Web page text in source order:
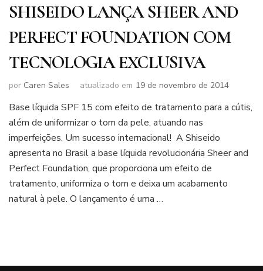
SHISEIDO LANÇA SHEER AND
PERFECT FOUNDATION COM
TECNOLOGIA EXCLUSIVA
por Caren Sales atualizado em 19 de novembro de 2014
Base líquida SPF 15 com efeito de tratamento para a cútis,
além de uniformizar o tom da pele, atuando nas
imperfeições. Um sucesso internacional! A Shiseido
apresenta no Brasil a base líquida revolucionária Sheer and
Perfect Foundation, que proporciona um efeito de
tratamento, uniformiza o tom e deixa um acabamento
natural à pele. O lançamento é uma …